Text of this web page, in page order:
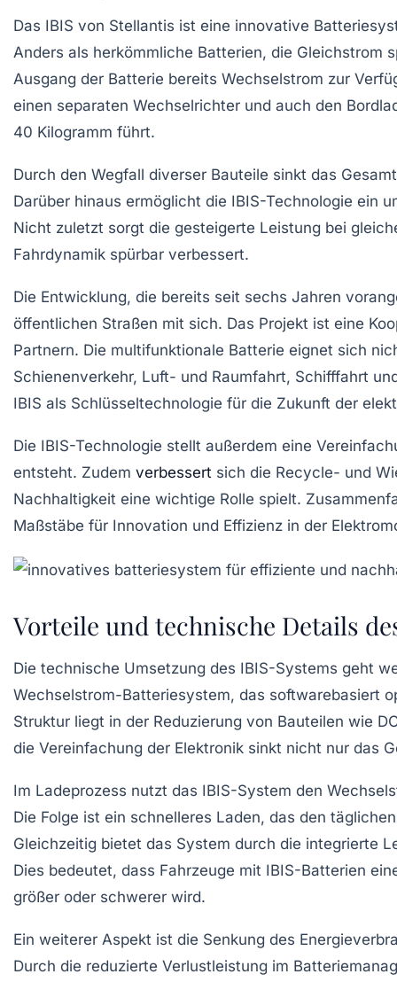
Das IBIS von Stellantis ist eine innovative
Anders als herkömmliche Batterien, die Gleichstrom
Ausgang der Batterie bereits Wechselstrom zur
einen separaten Wechselrichter und auch den
40 Kilogramm führt.
Durch den Wegfall diverser Bauteile sinkt das
Darüber hinaus ermöglicht die IBIS-Technologie ein
Nicht zuletzt sorgt die gesteigerte Leistung bei
Fahrdynamik spürbar verbessert.
Die Entwicklung, die bereits seit sechs Jahren
öffentlichen Straßen mit sich. Das Projekt ist eine
Partnern. Die multifunktionale Batterie eignet sich
Schienenverkehr, Luft- und Raumfahrt, Schifffahrt
IBIS als Schlüsseltechnologie für die Zukunft der
Die IBIS-Technologie stellt außerdem eine
entsteht. Zudem verbessert sich die Recycle- und
Nachhaltigkeit eine wichtige Rolle spielt.
Maßstäbe für Innovation und Effizienz in der
Vorteile und technische Details
Die technische Umsetzung des IBIS-Systems geht
Wechselstrom-Batteriesystem, das softwarebasiert
Struktur liegt in der Reduzierung von Bauteilen wie
die Vereinfachung der Elektronik sinkt nicht nur das
Im Ladeprozess nutzt das IBIS-System den
Die Folge ist ein schnelleres Laden, das den
Gleichzeitig bietet das System durch die integrierte
Dies bedeutet, dass Fahrzeuge mit IBIS-Batterien
größer oder schwerer wird.
Ein weiterer Aspekt ist die Senkung des
Durch die reduzierte Verlustleistung im